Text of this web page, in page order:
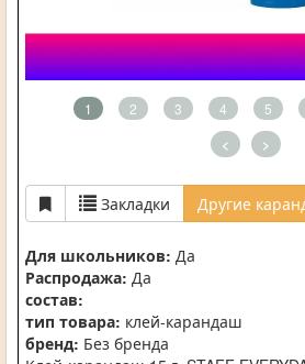
1 2 3 4 5
< >
Закладки Другие
Для школьников: Да
Распродажа: Да
состав:
тип товара: клей-карандаш
бренд: Без бренда